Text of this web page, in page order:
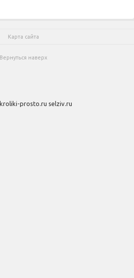
Карта сайта
Вернуться наверх
kroliki-prosto.ru selziv.ru